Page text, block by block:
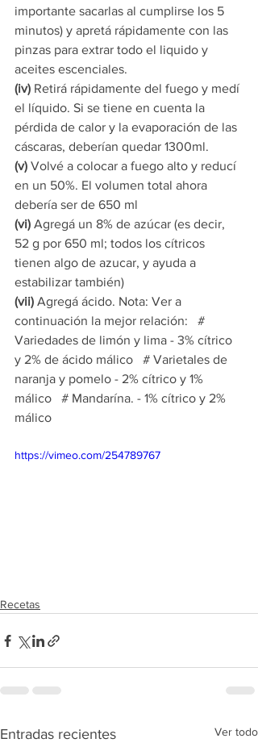
importante sacarlas al cumplirse los 5
minutos) y apretá rápidamente con las
pinzas para extrar todo el liquido y
aceites escenciales.
(iv) Retirá rápidamente del fuego y medí
el líquido. Si se tiene en cuenta la
pérdida de calor y la evaporación de las
cáscaras, deberían quedar 1300ml.
(v) Volvé a colocar a fuego alto y reducí
en un 50%. El volumen total ahora
debería ser de 650 ml
(vi) Agregá un 8% de azúcar (es decir,
52 g por 650 ml; todos los cítricos
tienen algo de azucar, y ayuda a
estabilizar también)
(vii) Agregá ácido. Nota: Ver a
continuación la mejor relación:   #
Variedades de limón y lima - 3% cítrico
y 2% de ácido málico   # Varietales de
naranja y pomelo - 2% cítrico y 1%
málico   # Mandarína. - 1% cítrico y 2%
málico
https://vimeo.com/254789767
Recetas
Entradas recientes Ver todo